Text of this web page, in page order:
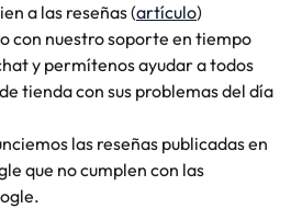
a las reseñas (artículo)
con nuestro soporte en tiempo
y permítenos ayudar a todos
tienda con sus problemas del día
las reseñas publicadas en
que no cumplen con las